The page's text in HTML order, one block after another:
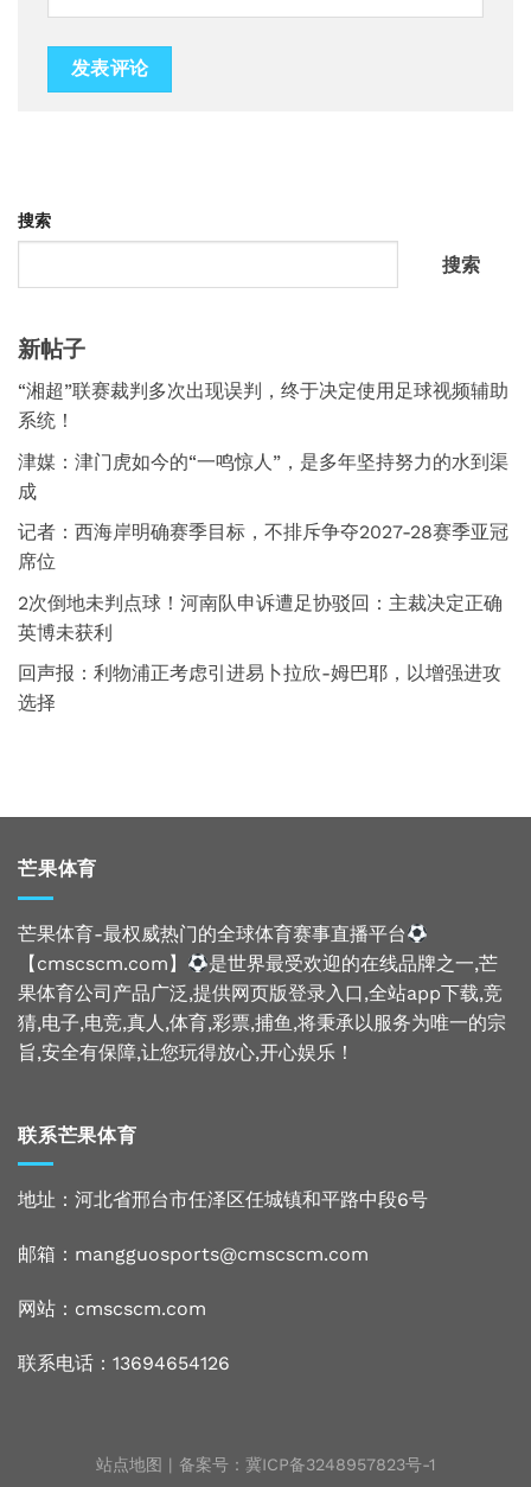
搜索
搜索
新帖子
“湘超”联赛裁判多次出现误判，终于决定使用足球视频辅助
系统！
津媒：津门虎如今的“一鸣惊人”，是多年坚持努力的水到渠
成
记者：西海岸明确赛季目标，不排斥争夺2027-28赛季亚冠
席位
2次倒地未判点球！河南队申诉遭足协驳回：主裁决定正确
英博未获利
回声报：利物浦正考虑引进易卜拉欣-姆巴耶，以增强进攻
选择
芒果体育
芒果体育-最权威热门的全球体育赛事直播平台
【cmscscm.com】
是世界最受欢迎的在线品牌之一,芒
果体育公司产品广泛,提供网页版登录入口,全站app下载,竞
猜,电子,电竞,真人,体育,彩票,捕鱼,将秉承以服务为唯一的宗
旨,安全有保障,让您玩得放心,开心娱乐！
联系芒果体育
地址：河北省邢台市任泽区任城镇和平路中段6号
邮箱：mangguosports@cmscscm.com
网站： cmscscm.com
联系电话：13694654126
站点地图 | 备案号： 冀ICP备3248957823号-1